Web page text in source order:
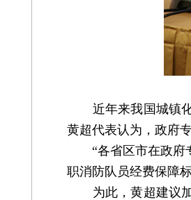
近年来我国城镇化
黄超代表认为，政府
“各省区市在政府专
职消防队员经费保障
为此，黄超建议加